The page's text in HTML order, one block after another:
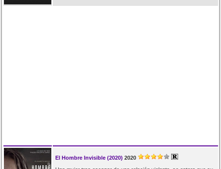
El Hombre Invisible (2020) 2020